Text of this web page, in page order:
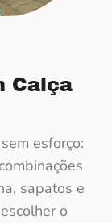
Calça
esforço:
sapatos e
o